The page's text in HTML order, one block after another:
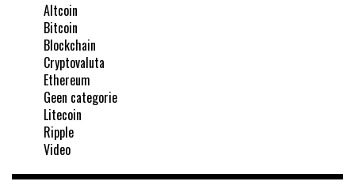
Altcoin
Bitcoin
Blockchain
Cryptovaluta
Ethereum
Geen categorie
Litecoin
Ripple
Video